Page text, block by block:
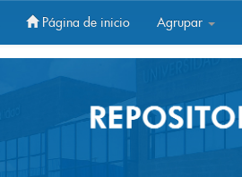
Página de inicio Agrupar